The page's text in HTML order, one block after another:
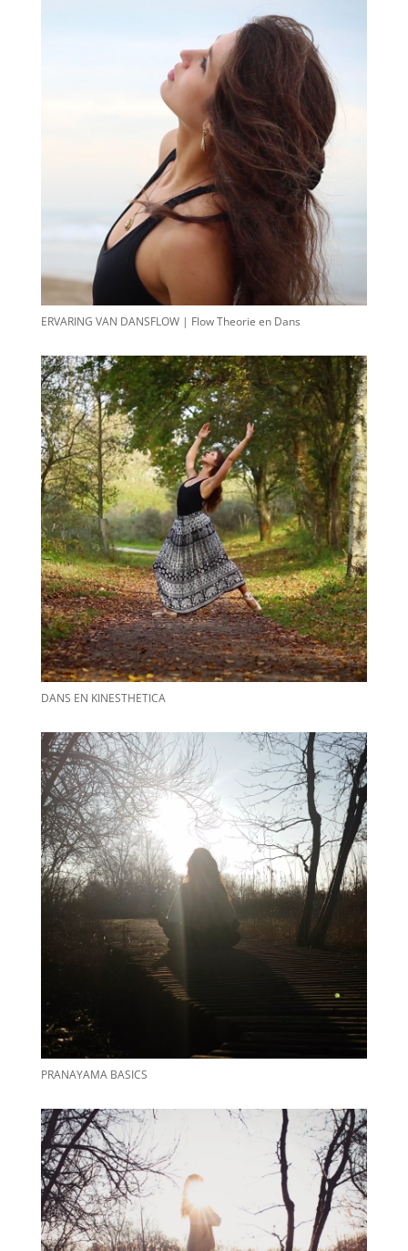
ERVARING VAN DANSFLOW | Flow Theorie en Dans
DANS EN KINESTHETICA
PRANAYAMA BASICS